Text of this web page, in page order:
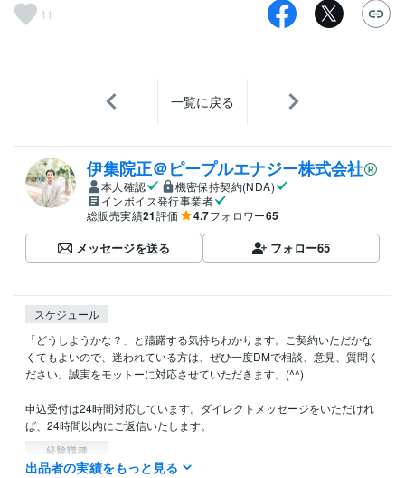
11
一覧に戻る
伊集院正＠ピープルエナジー株式会社
本人確認
機密保持契約(NDA)
インボイス発行事業者
総販売実績21評価 4.7フォロワー65
メッセージを送る フォロー65
スケジュール
「どうしようかな？」と躊躇する気持ちわかります。ご契約いただかな
くてもよいので、迷われている方は、ぜひ一度DMで相談、意見、質問く
ださい。誠実をモットーに対応させていただきます。(^^)
申込受付は24時間対応しています。ダイレクトメッセージをいただけれ
ば、24時間以内にご返信いたします。
経験職種
コンサルタント / 業務プロセスコンサルタント
出品者の実績をもっと見る